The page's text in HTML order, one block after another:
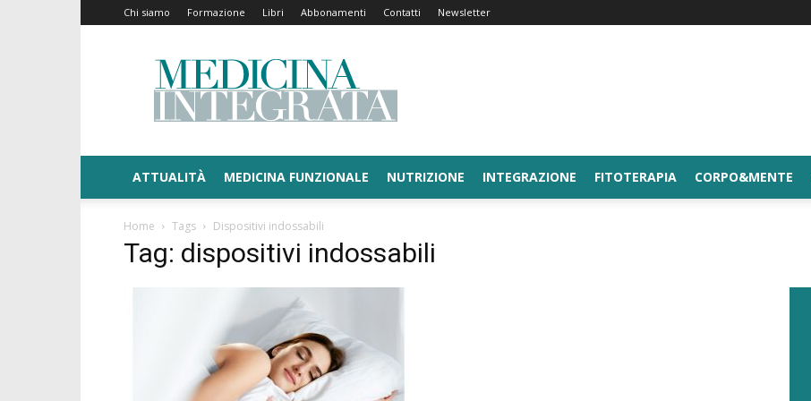
Chi siamo Formazione Libri Abbonamenti Contatti Newsletter
Medicina
Integrata
ATTUALITÀ MEDICINA FUNZIONALE NUTRIZIONE INTEGRAZIONE FITOTERAPIA CORPO&MENTE
Home Tags Dispositivi indossabili
Tag: dispositivi indossabili